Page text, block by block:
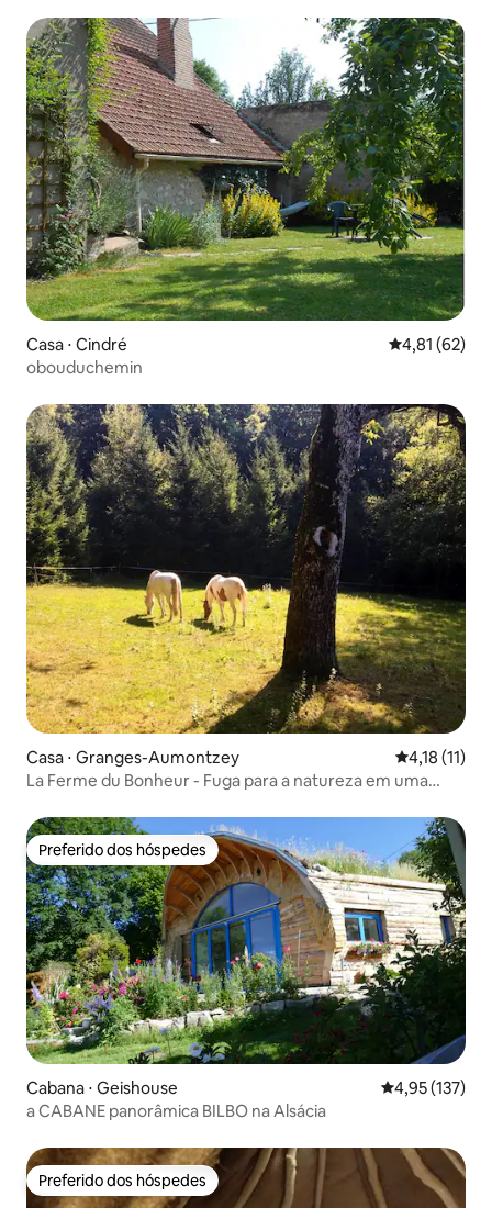
Casa ⋅ Cindré 4,81 de uma
4,81 (62)
obouduchemin
Casa ⋅ Granges-Aumontzey 4,18 de uma
4,18 (11)
La Ferme du Bonheur - Fuga para a natureza em uma
Preferido dos hóspedes
Preferido dos hóspedes
Cabana ⋅ Geishouse 4,95 de uma
4,95 (137)
a CABANE panorâmica BILBO na Alsácia
Preferido dos hóspedes
Preferido dos hóspedes